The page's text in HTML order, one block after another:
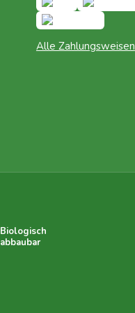
Alle Zahlungsweisen
Biologisch
abbaubar